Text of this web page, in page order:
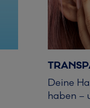
Deine
haben –